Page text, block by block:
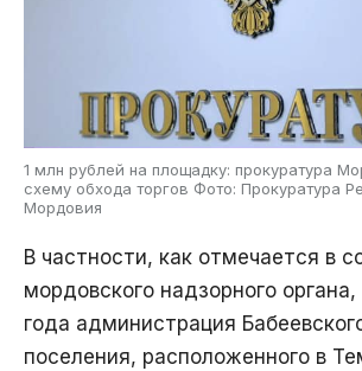
1 млн рублей на площадку: прокуратура
схему обхода торгов Фото: Прокуратура
Мордовия
В частности, как отмечается в
мордовского надзорного
года администрация
поселения, расположенного в